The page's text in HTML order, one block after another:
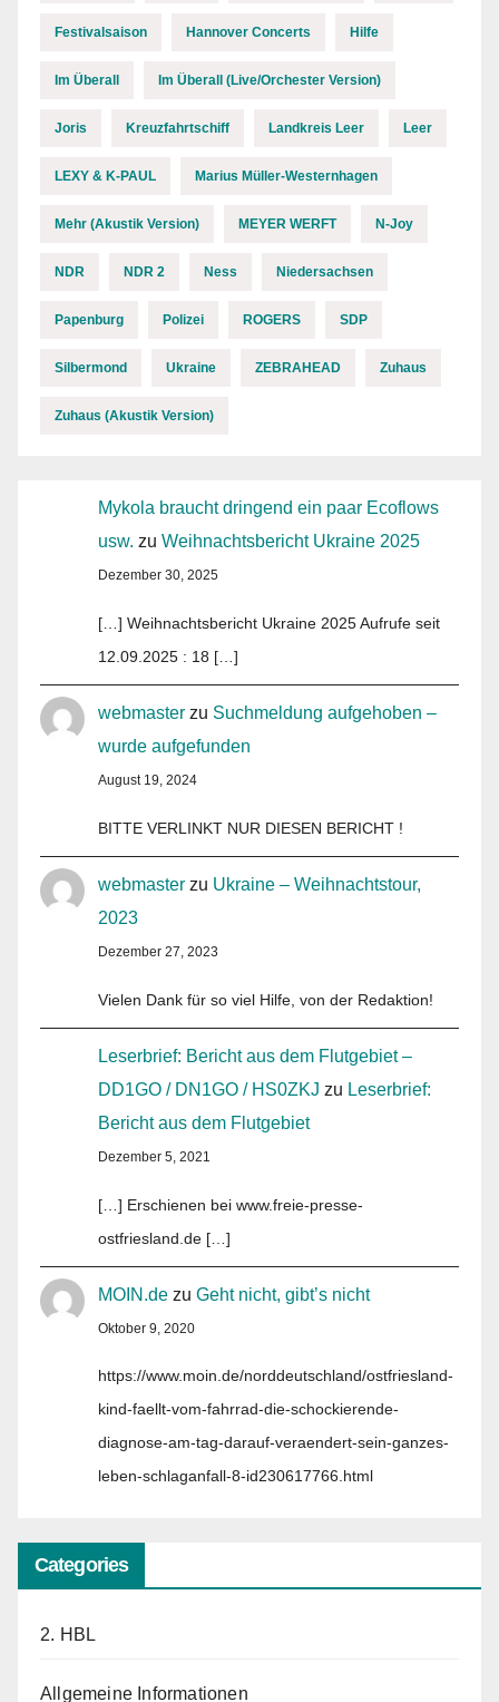
Festivalsaison Hannover Concerts Hilfe
Im Überall Im Überall (Live/Orchester Version)
Joris Kreuzfahrtschiff Landkreis Leer Leer
LEXY & K-PAUL Marius Müller-Westernhagen
Mehr (Akustik Version) MEYER WERFT N-Joy
NDR NDR 2 Ness Niedersachsen
Papenburg Polizei ROGERS SDP
Silbermond Ukraine ZEBRAHEAD Zuhaus
Zuhaus (Akustik Version)
Mykola braucht dringend ein paar Ecoflows
usw. zu Weihnachtsbericht Ukraine 2025
Dezember 30, 2025
[…] Weihnachtsbericht Ukraine 2025 Aufrufe seit
12.09.2025 : 18 […]
webmaster zu Suchmeldung aufgehoben –
wurde aufgefunden
August 19, 2024
BITTE VERLINKT NUR DIESEN BERICHT !
webmaster zu Ukraine – Weihnachtstour,
2023
Dezember 27, 2023
Vielen Dank für so viel Hilfe, von der Redaktion!
Leserbrief: Bericht aus dem Flutgebiet –
DD1GO / DN1GO / HS0ZKJ zu Leserbrief:
Bericht aus dem Flutgebiet
Dezember 5, 2021
[…] Erschienen bei www.freie-presse-
ostfriesland.de […]
MOIN.de zu Geht nicht, gibt’s nicht
Oktober 9, 2020
https://www.moin.de/norddeutschland/ostfriesland-
kind-faellt-vom-fahrrad-die-schockierende-
diagnose-am-tag-darauf-veraendert-sein-ganzes-
leben-schlaganfall-8-id230617766.html
Categories
2. HBL
Allgemeine Informationen